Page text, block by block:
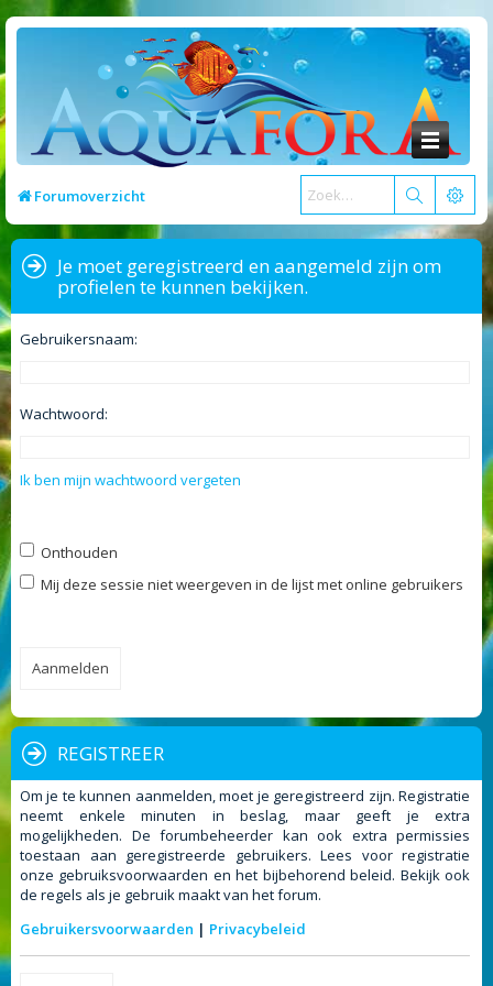
Forumoverzicht
Je moet geregistreerd en aangemeld zijn om
profielen te kunnen bekijken.
Gebruikersnaam:
Wachtwoord:
Ik ben mijn wachtwoord vergeten
Onthouden
Mij deze sessie niet weergeven in de lijst met online gebruikers
REGISTREER
Om je te kunnen aanmelden, moet je geregistreerd zijn. Registratie
neemt enkele minuten in beslag, maar geeft je extra
mogelijkheden. De forumbeheerder kan ook extra permissies
toestaan aan geregistreerde gebruikers. Lees voor registratie
onze gebruiksvoorwaarden en het bijbehorend beleid. Bekijk ook
de regels als je gebruik maakt van het forum.
Gebruikersvoorwaarden | Privacybeleid